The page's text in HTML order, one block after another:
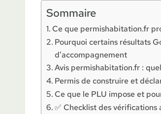
Sommaire
Ce que permishabitation.fr
Pourquoi certains résultats
d’accompagnement
Avis permishabitation.fr :
Permis de construire et
Ce que le PLU impose et
✅ Checklist des